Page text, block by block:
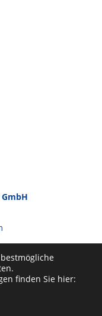
finden Sie hier: